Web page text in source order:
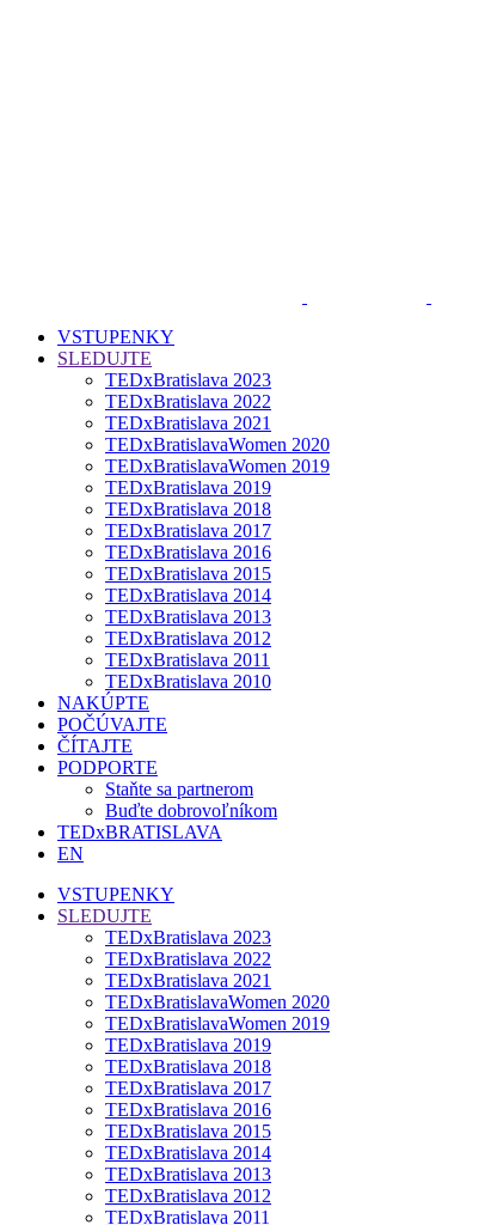
VSTUPENKY
SLEDUJTE
TEDxBratislava 2023
TEDxBratislava 2022
TEDxBratislava 2021
TEDxBratislavaWomen 2020
TEDxBratislavaWomen 2019
TEDxBratislava 2019
TEDxBratislava 2018
TEDxBratislava 2017
TEDxBratislava 2016
TEDxBratislava 2015
TEDxBratislava 2014
TEDxBratislava 2013
TEDxBratislava 2012
TEDxBratislava 2011
TEDxBratislava 2010
NAKÚPTE
POČÚVAJTE
ČÍTAJTE
PODPORTE
Staňte sa partnerom
Buďte dobrovoľníkom
TEDxBRATISLAVA
EN
VSTUPENKY
SLEDUJTE
TEDxBratislava 2023
TEDxBratislava 2022
TEDxBratislava 2021
TEDxBratislavaWomen 2020
TEDxBratislavaWomen 2019
TEDxBratislava 2019
TEDxBratislava 2018
TEDxBratislava 2017
TEDxBratislava 2016
TEDxBratislava 2015
TEDxBratislava 2014
TEDxBratislava 2013
TEDxBratislava 2012
TEDxBratislava 2011